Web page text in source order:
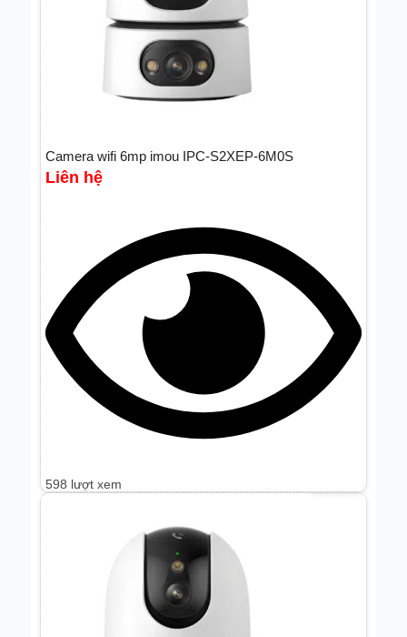
Camera wifi 6mp imou IPC-S2XEP-6M0S
Liên hệ
598 lượt xem